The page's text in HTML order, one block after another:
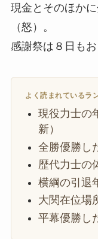
現金とそのほか
（怒）。
感謝祭は８日もお
よく読まれているラ
現役力士の
新）
全勝優勝し
歴代力士の
横綱の引退
大関在位場
平幕優勝し